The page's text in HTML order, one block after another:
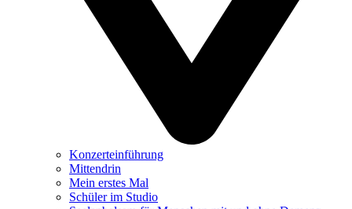
Konzerteinführung
Mittendrin
Mein erstes Mal
Schüler im Studio